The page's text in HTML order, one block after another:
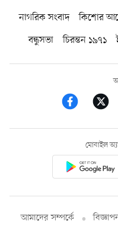
নাগরিক সংবাদ কিশোর
বন্ধুসভা
চিরন্তন ১৯৭১
মোবাইল
আমাদের সম্পর্কে